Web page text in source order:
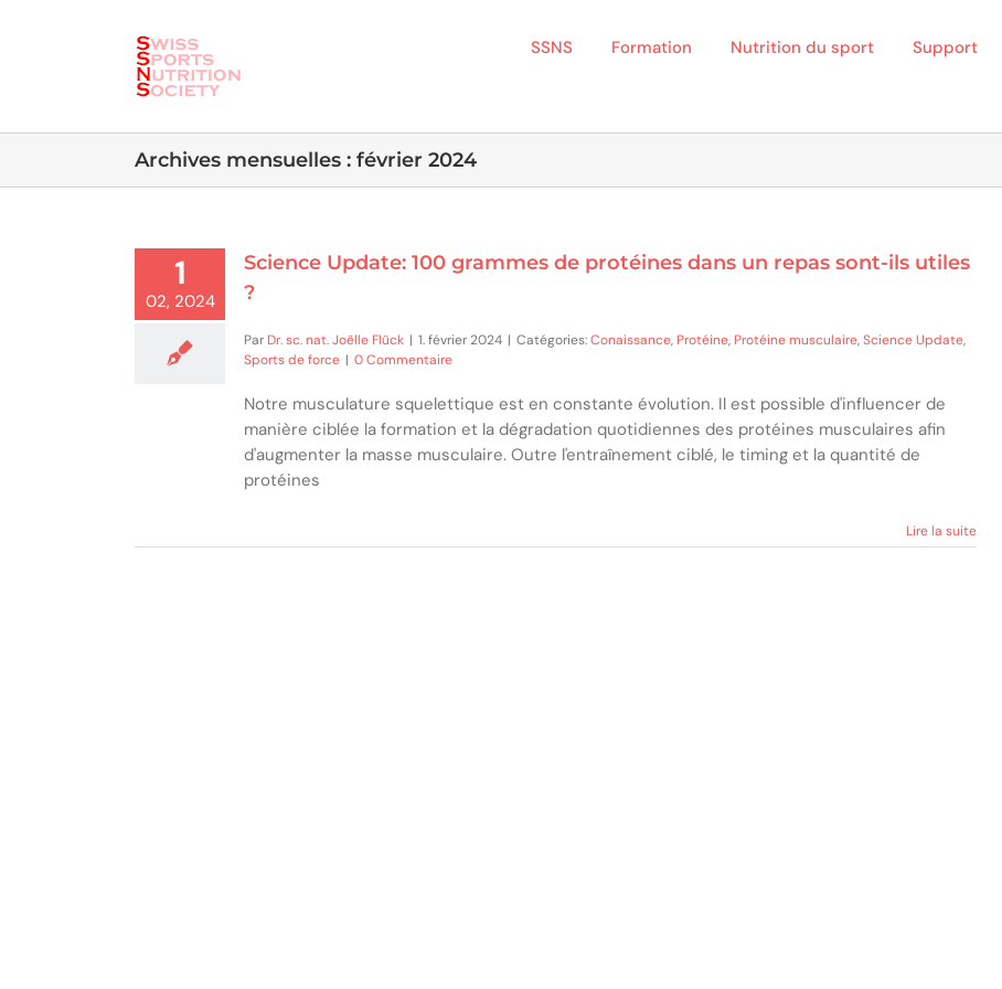
SSNS Formation Nutrition du sport Support
Archives mensuelles : février 2024
1
02, 2024
Science Update: 100 grammes de protéines dans un repas sont-ils utiles
?
Par Dr. sc. nat. Joëlle Flück | 1. février 2024 | Catégories:Conaissance, Protéine, Protéine musculaire,Science Update,
Sports de force | 0 Commentaire
Notre musculature squelettique est en constante évolution. Il est possible d'influencer de
manière ciblée la formation et la dégradation quotidiennes des protéines musculaires afin
d'augmenter la masse musculaire. Outre l'entraînement ciblé, le timing et la quantité de
protéines
Lire la suite